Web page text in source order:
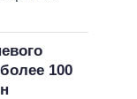
100